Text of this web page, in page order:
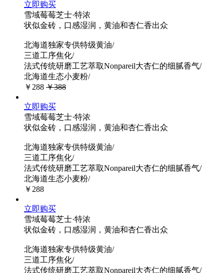
立即购买
雪域莓莓芝士·特浓
状似金砖，口感湿润，黄油和杏仁香出众
北海道独家专供特级黄油/
三道工序焦化/
法式传统研磨工艺萃取Nonpareil大杏仁的细腻香气/
北海道生态小麦粉/
￥288 ￥388
立即购买
雪域莓莓芝士·特浓
状似金砖，口感湿润，黄油和杏仁香出众
北海道独家专供特级黄油/
三道工序焦化/
法式传统研磨工艺萃取Nonpareil大杏仁的细腻香气/
北海道生态小麦粉/
￥288
立即购买
雪域莓莓芝士·特浓
状似金砖，口感湿润，黄油和杏仁香出众
北海道独家专供特级黄油/
三道工序焦化/
法式传统研磨工艺萃取Nonpareil大杏仁的细腻香气/